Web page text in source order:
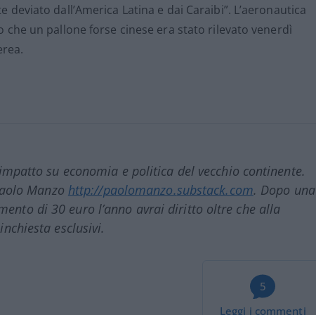
dall’America Latina e dai Caraibi”. L’aeronautica
che un pallone forse cinese era stato rilevato venerdì
su economia e politica del vecchio continente.
Manzo http://paolomanzo.substack.com. Dopo una
di 30 euro l’anno avrai diritto oltre che alla
esclusivi.
5
Leggi i commenti